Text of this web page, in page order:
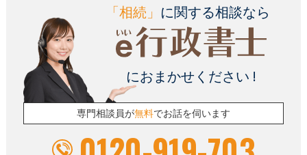
初回相談無料 18時以降相談可
「相続」 に関する相談なら
におまかせください !
専門相談員が無料でお話を伺います